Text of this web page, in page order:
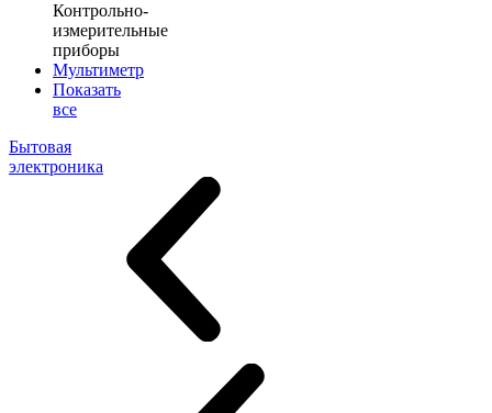
Контрольно-
измерительные
приборы
Мультиметр
Показать
все
Бытовая
электроника